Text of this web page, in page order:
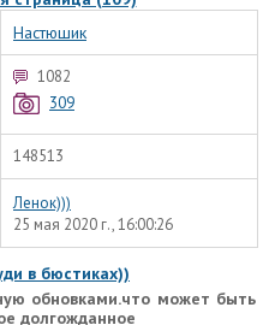
Настюшик
1082
309
148513
Ленок)))
25 мая 2020 г., 16:00:26
в бюстиках))
обновками.что может быть
долгожданное